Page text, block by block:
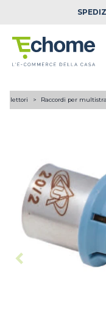
collettori Raccordi per